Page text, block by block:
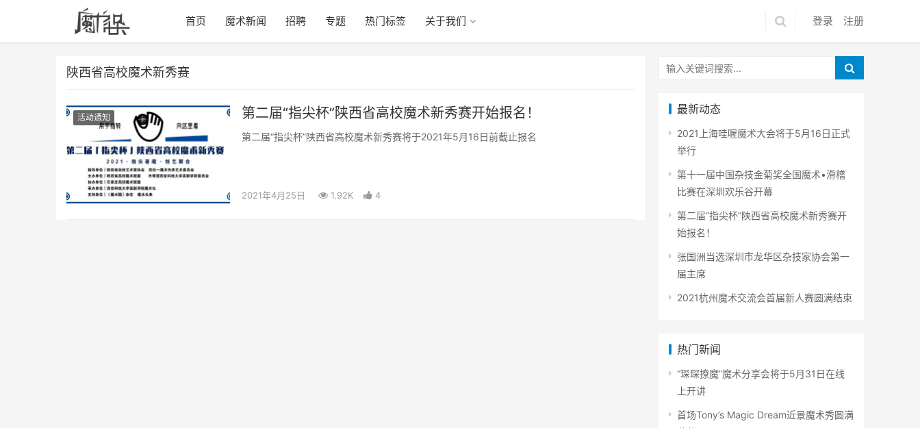
首页 魔术新闻 招聘 专题 热门标签 关于我们 登录 注册
陕西省高校魔术新秀赛
活动通知 第二届“指尖杯”陕西省高校魔术新秀赛开始报名！
第二届“指尖杯”陕西省高校魔术新秀赛将于2021年5月16日前截止报名
2021年4月25日 1.92K 4
最新动态
2021上海哇喔魔术大会将于5月16日正式
举行
第十一届中国杂技金菊奖全国魔术•滑稽
比赛在深圳欢乐谷开幕
第二届“指尖杯”陕西省高校魔术新秀赛开
始报名！
张国洲当选深圳市龙华区杂技家协会第一
届主席
2021杭州魔术交流会首届新人赛圆满结束
热门新闻
“琛琛撩魔”魔术分享会将于5月31日在线
上开讲
首场Tony’s Magic Dream近景魔术秀圆满